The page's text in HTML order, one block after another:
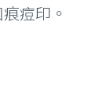
痘印。